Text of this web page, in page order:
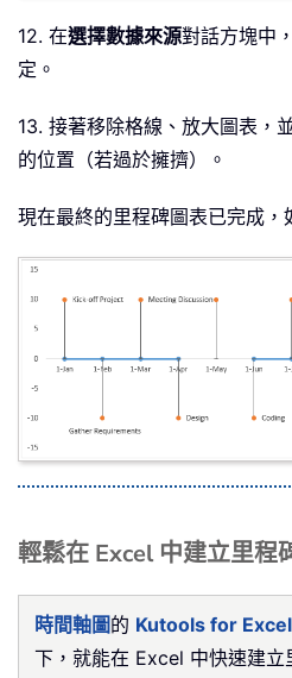
12. 在選擇數據來源對話方塊中
定。
13. 接著移除格線、放大圖表，
的位置（若過於擁擠）。
現在最終的里程碑圖表已完成，
輕鬆在 Excel 中建立里程
時間軸圖的 Kutools for Excel
下，就能在 Excel 中快速建